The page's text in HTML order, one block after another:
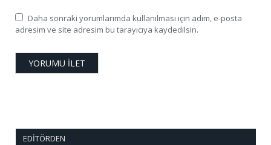
Daha sonraki yorumlarımda kullanılması için adım, e-posta
adresim ve site adresim bu tarayıcıya kaydedilsin.
EDITÖRDEN